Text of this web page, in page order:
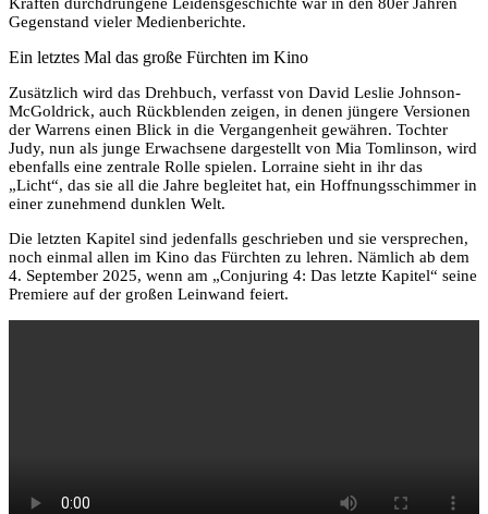
Gegenstand vieler Medienberichte.
Ein letztes Mal das große Fürchten im Kino
Zusätzlich wird das Drehbuch, verfasst von David Leslie Johnson-
McGoldrick, auch Rückblenden zeigen, in denen jüngere Versionen
der Warrens einen Blick in die Vergangenheit gewähren. Tochter
Judy, nun als junge Erwachsene dargestellt von Mia Tomlinson, wird
ebenfalls eine zentrale Rolle spielen. Lorraine sieht in ihr das
„Licht“, das sie all die Jahre begleitet hat, ein Hoffnungsschimmer in
einer zunehmend dunklen Welt.
Die letzten Kapitel sind jedenfalls geschrieben und sie versprechen,
noch einmal allen im Kino das Fürchten zu lehren. Nämlich ab dem
4. September 2025, wenn am „Conjuring 4: Das letzte Kapitel“ seine
Premiere auf der großen Leinwand feiert.